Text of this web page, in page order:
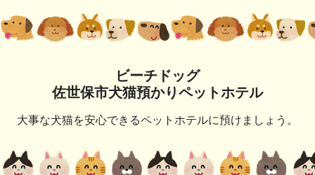
ビーチドッグ
佐世保市犬猫預かりペットホテル
大事な犬猫を安心できるペットホテルに預けましょう。